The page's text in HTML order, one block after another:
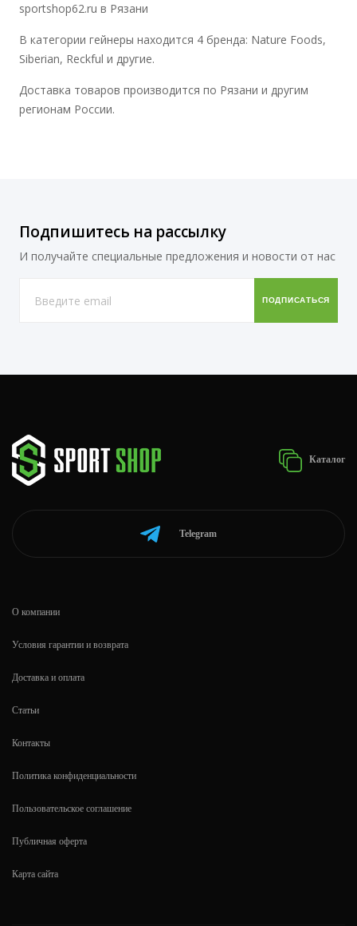
sportshop62.ru в Рязани
В категории гейнеры находится 4 бренда: Nature Foods,
Siberian, Reckful и другие.
Доставка товаров производится по Рязани и другим
регионам России.
Подпишитесь на рассылку
И получайте специальные предложения и новости от нас
Каталог
Telegram
О компании
Условия гарантии и возврата
Доставка и оплата
Статьи
Контакты
Политика конфиденциальности
Пользовательское соглашение
Публичная оферта
Карта сайта